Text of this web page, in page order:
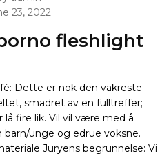
23, 2022
fleshlight
Dette er nok den vakreste
smadret av en full­treffer;
fire lik. Vil vil være med å
unge og edrue voksne.
Juryens begrunnelse: Vi